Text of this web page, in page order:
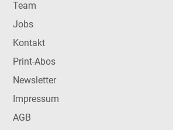
Team
Jobs
Kontakt
Print-Abos
Newsletter
Impressum
AGB